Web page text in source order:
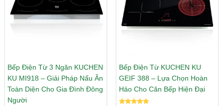
Bếp Điện Từ 3 Ngăn KUCHEN
KU MI918 – Giải Pháp Nấu Ăn
Toàn Diện Cho Gia Đình Đông
Người
Bếp Điện Từ KUCHEN KU
GEIF 388 – Lựa Chọn Hoàn
Hảo Cho Căn Bếp Hiện Đại